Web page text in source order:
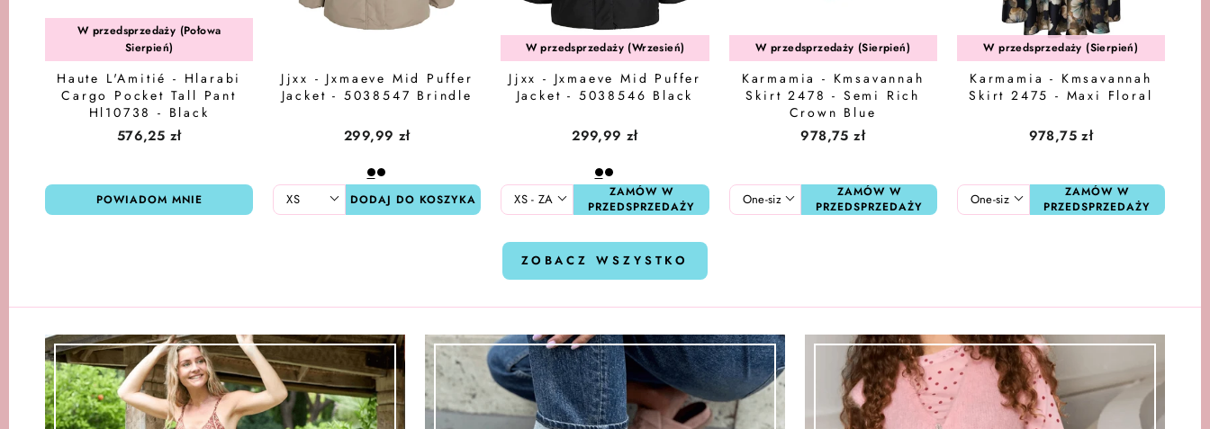
W przedsprzedaży (Połowa
Sierpień)
Haute L'Amitié - Hlarabi
Cargo Pocket Tall Pant
Hl10738 - Black
576,25 zł
POWIADOM MNIE
Jjxx - Jxmaeve Mid Puffer
Jacket - 5038547 Brindle
299,99 zł
DODAJ DO KOSZYKA
W przedsprzedaży (Wrzesień)
Jjxx - Jxmaeve Mid Puffer
Jacket - 5038546 Black
299,99 zł
ZAMÓW W
PRZEDSPRZEDAŻY
W przedsprzedaży (Sierpień)
Karmamia - Kmsavannah
Skirt 2478 - Semi Rich
Crown Blue
978,75 zł
ZAMÓW W
PRZEDSPRZEDAŻY
W przedsprzedaży (Sierpień)
Karmamia - Kmsavannah
Skirt 2475 - Maxi Floral
978,75 zł
ZAMÓW W
PRZEDSPRZEDAŻY
ZOBACZ WSZYSTKO